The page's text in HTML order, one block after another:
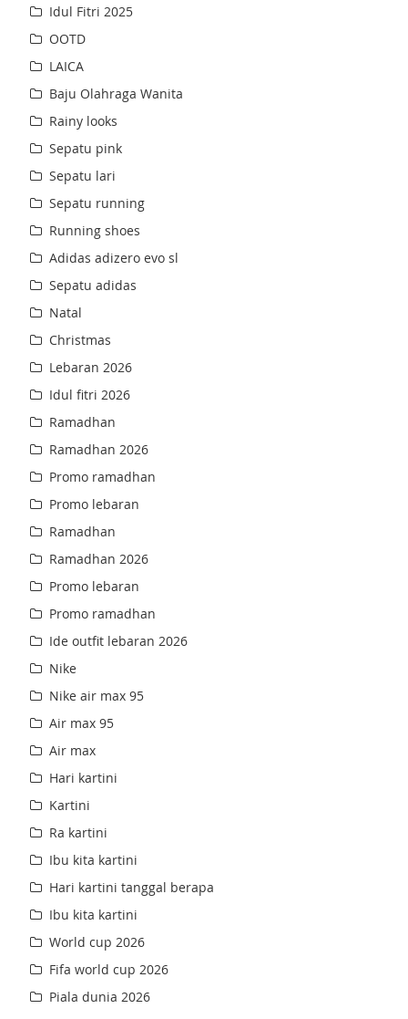
Idul Fitri 2025
OOTD
LAICA
Baju Olahraga Wanita
Rainy looks
Sepatu pink
Sepatu lari
Sepatu running
Running shoes
Adidas adizero evo sl
Sepatu adidas
Natal
Christmas
Lebaran 2026
Idul fitri 2026
Ramadhan
Ramadhan 2026
Promo ramadhan
Promo lebaran
Ramadhan
Ramadhan 2026
Promo lebaran
Promo ramadhan
Ide outfit lebaran 2026
Nike
Nike air max 95
Air max 95
Air max
Hari kartini
Kartini
Ra kartini
Ibu kita kartini
Hari kartini tanggal berapa
Ibu kita kartini
World cup 2026
Fifa world cup 2026
Piala dunia 2026